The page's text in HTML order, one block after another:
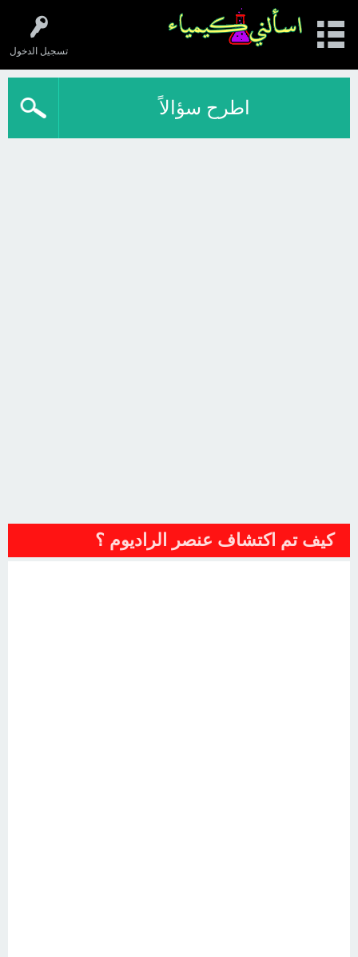
تسجيل الدخول
اطرح سؤالاً
كيف تم اكتشاف عنصر الراديوم ؟